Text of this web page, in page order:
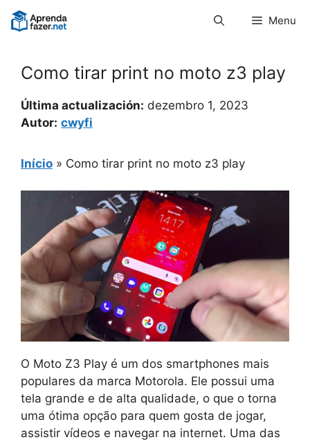
Pular
para
Menu
Como tirar print no moto z3 play
Última actualización: dezembro 1, 2023
Autor: cwyfi
Início » Como tirar print no moto z3 play
O Moto Z3 Play é um dos smartphones mais
populares da marca Motorola. Ele possui uma
tela grande e de alta qualidade, o que o torna
uma ótima opção para quem gosta de jogar,
assistir vídeos e navegar na internet. Uma das